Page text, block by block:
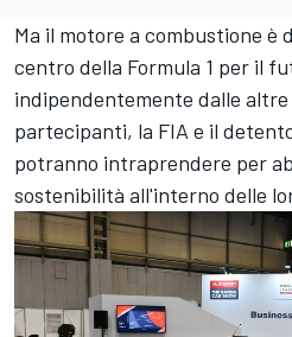
Ma il motore a combustione è
centro della Formula 1 per il
indipendentemente dalle
partecipanti, la FIA e il
potranno intraprendere per
sostenibilità all'interno delle